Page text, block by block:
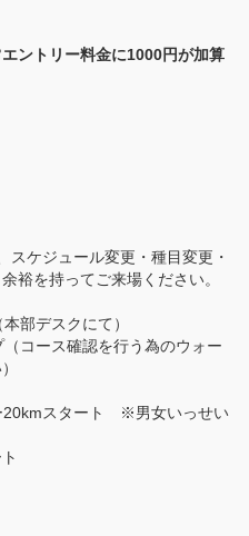
ントリー料金に1000円が加算
スケジュール変更・種目変更・
裕を持ってご来場ください。
部デスクにて）
コース確認を行う為のウォー
スタート ※男女いっせい